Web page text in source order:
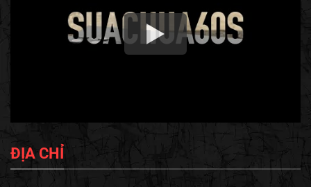
ĐỊA CHỈ